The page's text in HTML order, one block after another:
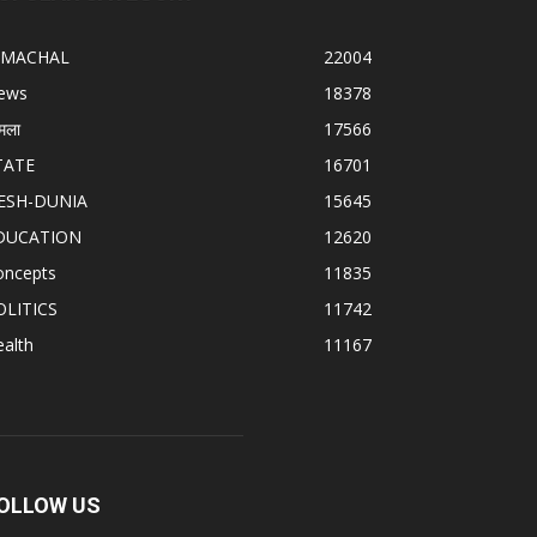
22004
18378
17566
16701
DUNIA
15645
12620
11835
11742
11167
US